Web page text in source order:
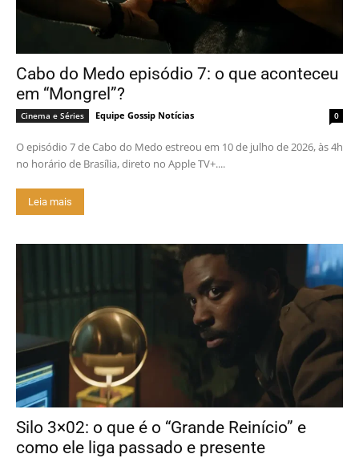
Cabo do Medo episódio 7: o que aconteceu
em “Mongrel”?
Cinema e Séries Equipe Gossip Notícias 0
O episódio 7 de Cabo do Medo estreou em 10 de julho de 2026, às 4h
no horário de Brasília, direto no Apple TV+....
Leia mais
Silo 3×02: o que é o “Grande Reinício” e
como ele liga passado e presente